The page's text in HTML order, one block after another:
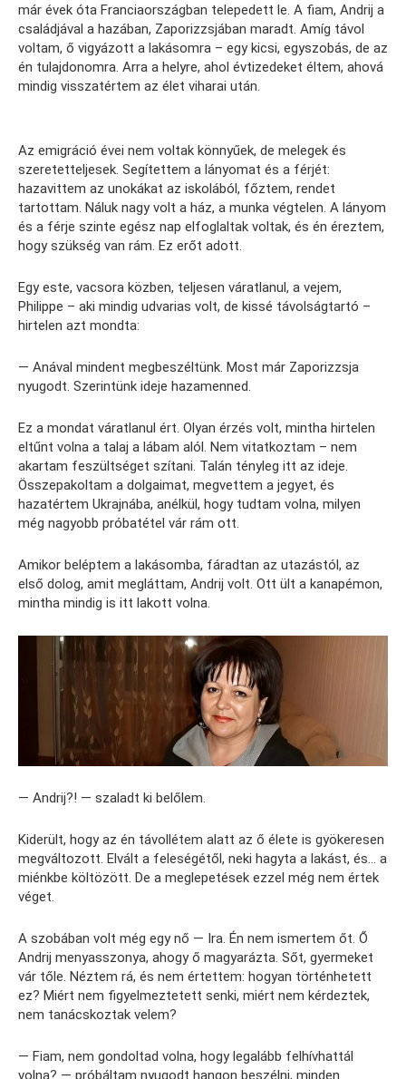
már évek óta Franciaországban telepedett le. A fiam, Andrij a
családjával a hazában, Zaporizzsjában maradt. Amíg távol
voltam, ő vigyázott a lakásomra – egy kicsi, egyszobás, de az
én tulajdonomra. Arra a helyre, ahol évtizedeket éltem, ahová
mindig visszatértem az élet viharai után.
Az emigráció évei nem voltak könnyűek, de melegek és
szeretetteljesek. Segítettem a lányomat és a férjét:
hazavittem az unokákat az iskolából, főztem, rendet
tartottam. Náluk nagy volt a ház, a munka végtelen. A lányom
és a férje szinte egész nap elfoglaltak voltak, és én éreztem,
hogy szükség van rám. Ez erőt adott.
Egy este, vacsora közben, teljesen váratlanul, a vejem,
Philippe – aki mindig udvarias volt, de kissé távolságtartó –
hirtelen azt mondta:
— Anával mindent megbeszéltünk. Most már Zaporizzsja
nyugodt. Szerintünk ideje hazamenned.
Ez a mondat váratlanul ért. Olyan érzés volt, mintha hirtelen
eltűnt volna a talaj a lábam alól. Nem vitatkoztam – nem
akartam feszültséget szítani. Talán tényleg itt az ideje.
Összepakoltam a dolgaimat, megvettem a jegyet, és
hazatértem Ukrajnába, anélkül, hogy tudtam volna, milyen
még nagyobb próbatétel vár rám ott.
Amikor beléptem a lakásomba, fáradtan az utazástól, az
első dolog, amit megláttam, Andrij volt. Ott ült a kanapémon,
mintha mindig is itt lakott volna.
— Andrij?! — szaladt ki belőlem.
Kiderült, hogy az én távollétem alatt az ő élete is gyökeresen
megváltozott. Elvált a feleségétől, neki hagyta a lakást, és… a
miénkbe költözött. De a meglepetések ezzel még nem értek
véget.
A szobában volt még egy nő — Ira. Én nem ismertem őt. Ő
Andrij menyasszonya, ahogy ő magyarázta. Sőt, gyermeket
vár tőle. Néztem rá, és nem értettem: hogyan történhetett
ez? Miért nem figyelmeztetett senki, miért nem kérdeztek,
nem tanácskoztak velem?
— Fiam, nem gondoltad volna, hogy legalább felhívhattál
volna? — próbáltam nyugodt hangon beszélni, minden